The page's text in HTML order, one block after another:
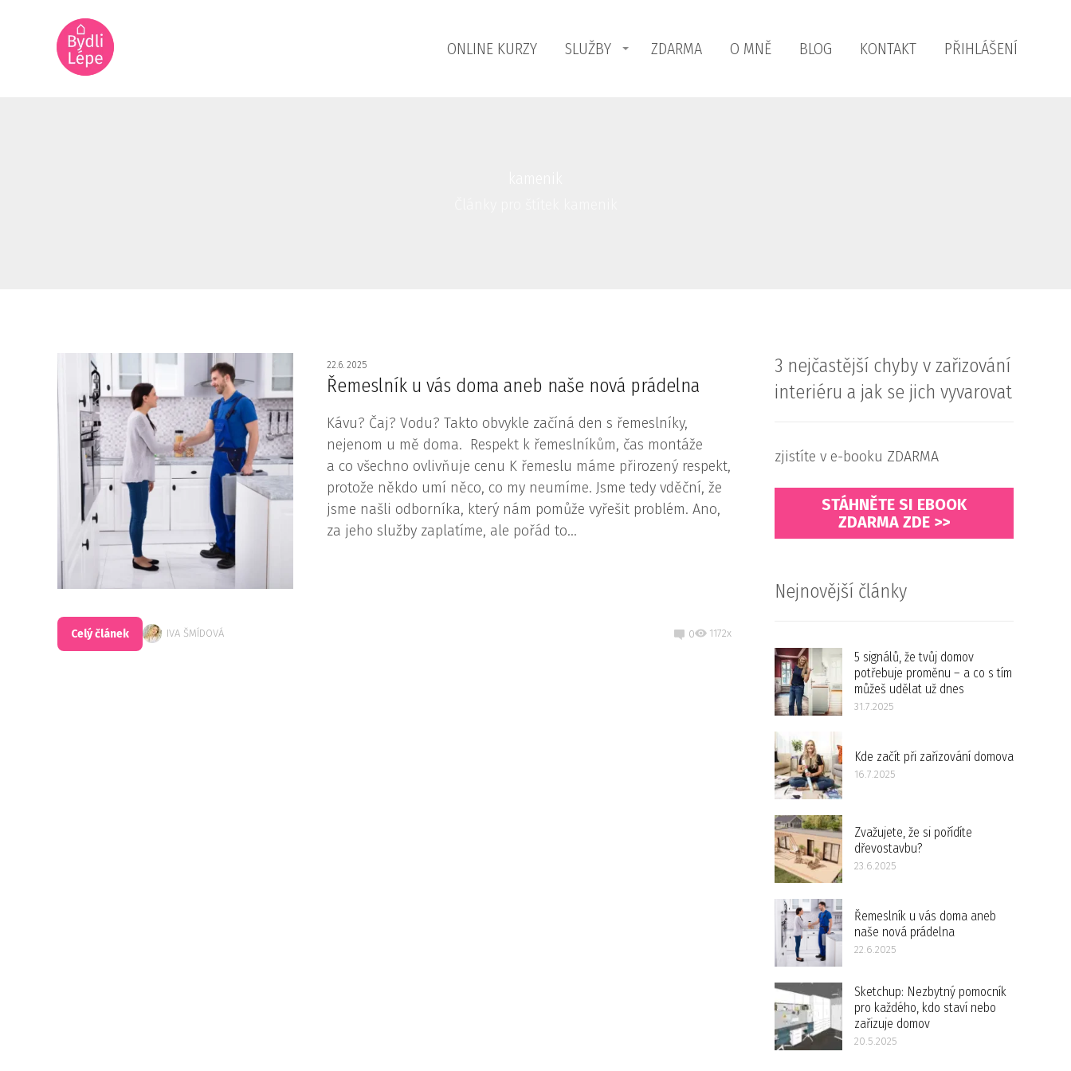
ONLINE KURZY SLUŽBY ZDARMA O MNĚ BLOG KONTAKT PŘIHLÁŠENÍ
22.6. 2025
Řemeslník u vás doma aneb naše nová prádelna
Kávu? Čaj? Vodu? Takto obvykle začíná den s řemeslníky,
nejenom u mě doma. Respekt k řemeslníkům, čas montáže
a co všechno ovlivňuje cenu K řemeslu máme přirozený respekt,
protože někdo umí něco, co my neumíme. Jsme tedy vděční, že
jsme našli odborníka, který nám pomůže vyřešit problém. Ano,
za jeho služby zaplatíme, ale pořád to...
Celý článek IVA ŠMÍDOVÁ 0 1172x
3 nejčastější chyby v zařizování
interiéru a jak se jich vyvarovat
zjistíte v e-booku ZDARMA
STÁHNĚTE SI EBOOK
ZDARMA ZDE >>
Nejnovější články
5 signálů, že tvůj domov
potřebuje proměnu – a co s tím
můžeš udělat už dnes
31.7.2025
Kde začít při zařizování domova
16.7.2025
Zvažujete, že si pořídíte
dřevostavbu?
23.6.2025
Řemeslník u vás doma aneb
naše nová prádelna
22.6.2025
Sketchup: Nezbytný pomocník
pro každého, kdo staví nebo
zařizuje domov
20.5.2025